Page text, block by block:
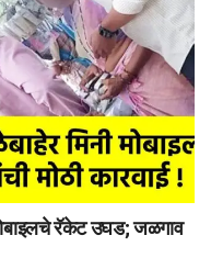
रॅकेट उघड; जळगाव